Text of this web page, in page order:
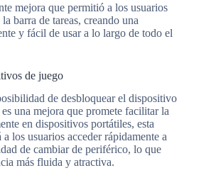
mejora que permitió a los usuarios
barra de tareas, creando una
y fácil de usar a lo largo de todo el
de juego
de desbloquear el dispositivo
una mejora que promete facilitar la
en dispositivos portátiles, esta
los usuarios acceder rápidamente a
de cambiar de periférico, lo que
más fluida y atractiva.